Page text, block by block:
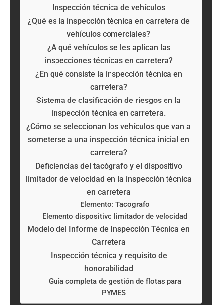
Inspección técnica de vehículos
¿Qué es la inspección técnica en carretera de
vehículos comerciales?
¿A qué vehículos se les aplican las
inspecciones técnicas en carretera?
¿En qué consiste la inspección técnica en
carretera?
Sistema de clasificación de riesgos en la
inspección técnica en carretera.
¿Cómo se seleccionan los vehículos que van a
someterse a una inspección técnica inicial en
carretera?
Deficiencias del tacógrafo y el dispositivo
limitador de velocidad en la inspección técnica
en carretera
Elemento: Tacografo
Elemento dispositivo limitador de velocidad
Modelo del Informe de Inspección Técnica en
Carretera
Inspección técnica y requisito de
honorabilidad
Guía completa de gestión de flotas para
PYMES